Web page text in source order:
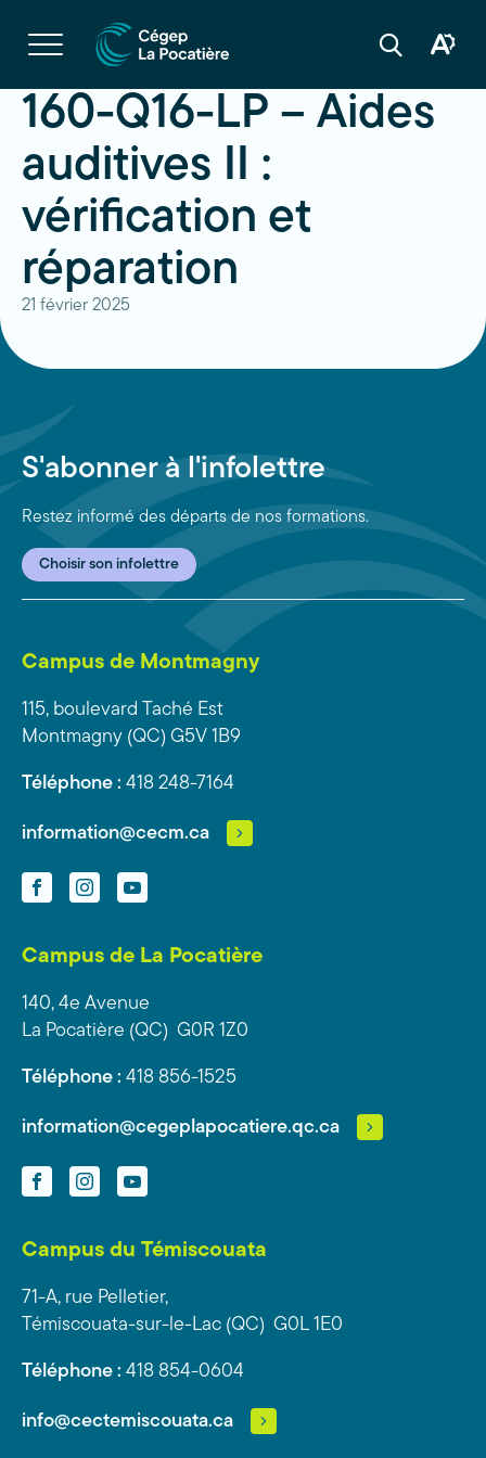
Ouvrir
la
navigation
site
Ouvrir
de
recherche
Ouvrir
160-Q16-LP – Aides
auditives II :
vérification et
réparation
21 février 2025
S'abonner à l'infolettre
Restez informé des départs de nos formations.
Choisir son infolettre
Campus de Montmagny
115, boulevard Taché Est
Montmagny (QC) G5V 1B9
Téléphone : 418 248-7164
information@cecm.ca
FacebookInstagramYouTube
Campus de La Pocatière
140, 4e Avenue
La Pocatière (QC) G0R 1Z0
Téléphone : 418 856-1525
information@cegeplapocatiere.qc.ca
FacebookInstagramYouTube
Campus du Témiscouata
71-A, rue Pelletier,
Témiscouata-sur-le-Lac (QC) G0L 1E0
Téléphone : 418 854-0604
info@cectemiscouata.ca